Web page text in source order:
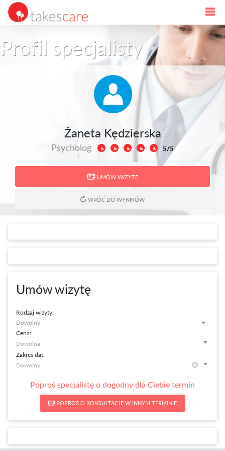
Profil specjalisty
Żaneta Kędzierska
Psycholog 5/5
UMÓW WIZYTĘ
WRÓĆ DO WYNIKÓW
Umów wizytę
Rodzaj wizyty:
Dowolny
Cena:
Zakres dat:
Poproś specjalistę o dogodny dla Ciebie termin
POPROŚ O KONSULTACJĘ W INNYM TERMINIE